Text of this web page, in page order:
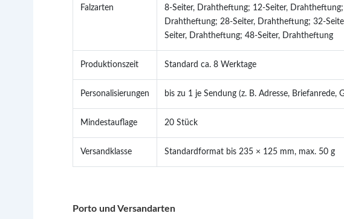
Falzarten
8-Seiter, Drahtheftung; 12-Seiter,
Drahtheftung; 28-Seiter, Drahtheftung; 32-
Seiter, Drahtheftung; 48-Seiter, Drahtheftung
Produktionszeit Standard ca. 8 Werktage
Personalisierungen bis zu 1 je Sendung (z. B. Adresse, Briefanrede,
Mindestauflage 20 Stück
Versandklasse Standardformat bis 235 × 125 mm, max. 50 g
Porto und Versandarten